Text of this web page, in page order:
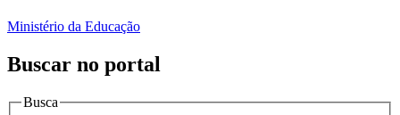
Ministério da Educação
Buscar no portal
Busca